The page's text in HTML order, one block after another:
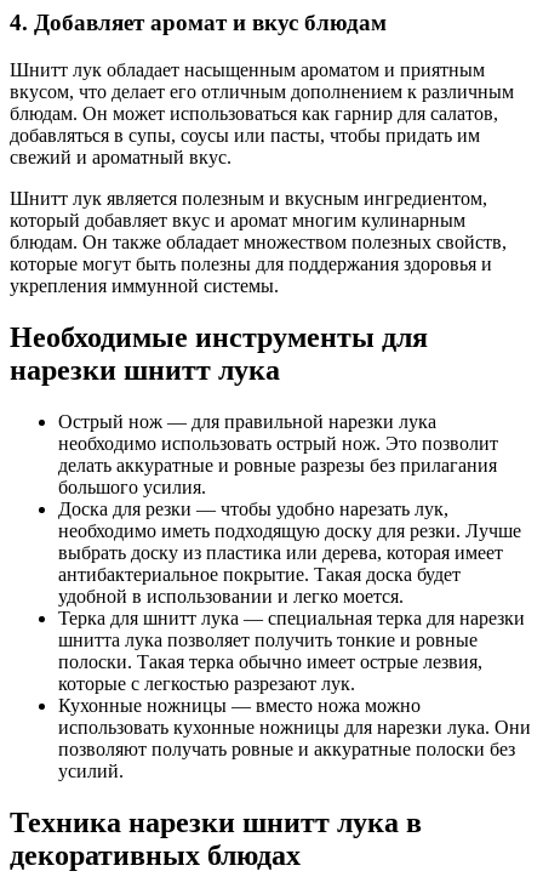
4. Добавляет аромат и вкус блюдам
Шнитт лук обладает насыщенным ароматом и приятным
вкусом, что делает его отличным дополнением к различным
блюдам. Он может использоваться как гарнир для салатов,
добавляться в супы, соусы или пасты, чтобы придать им
свежий и ароматный вкус.
Шнитт лук является полезным и вкусным ингредиентом,
который добавляет вкус и аромат многим кулинарным
блюдам. Он также обладает множеством полезных свойств,
которые могут быть полезны для поддержания здоровья и
укрепления иммунной системы.
Необходимые инструменты для
нарезки шнитт лука
Острый нож — для правильной нарезки лука
необходимо использовать острый нож. Это позволит
делать аккуратные и ровные разрезы без прилагания
большого усилия.
Доска для резки — чтобы удобно нарезать лук,
необходимо иметь подходящую доску для резки. Лучше
выбрать доску из пластика или дерева, которая имеет
антибактериальное покрытие. Такая доска будет
удобной в использовании и легко моется.
Терка для шнитт лука — специальная терка для нарезки
шнитта лука позволяет получить тонкие и ровные
полоски. Такая терка обычно имеет острые лезвия,
которые с легкостью разрезают лук.
Кухонные ножницы — вместо ножа можно
использовать кухонные ножницы для нарезки лука. Они
позволяют получать ровные и аккуратные полоски без
усилий.
Техника нарезки шнитт лука в
декоративных блюдах